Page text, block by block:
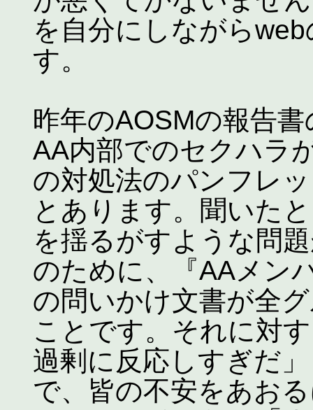
を自分にしながら
す。
昨年のAOSMの報告
AA内部でのセクハラ
の対処法のパンフレ
とあります。聞いた
を揺るがすような問
のために、『AAメン
の問いかけ文書が全
ことです。それに対
過剰に反応しすぎだ
で、皆の不安をあお